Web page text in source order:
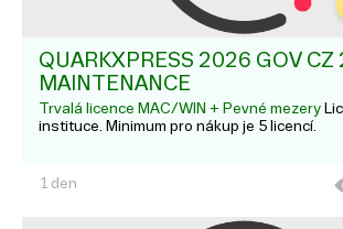
QUARKXPRESS 2026 GOV CZ
MAINTENANCE
Trvalá licence MAC/WIN + Pevné mezery
instituce. Minimum pro nákup je 5 licencí.
1 den